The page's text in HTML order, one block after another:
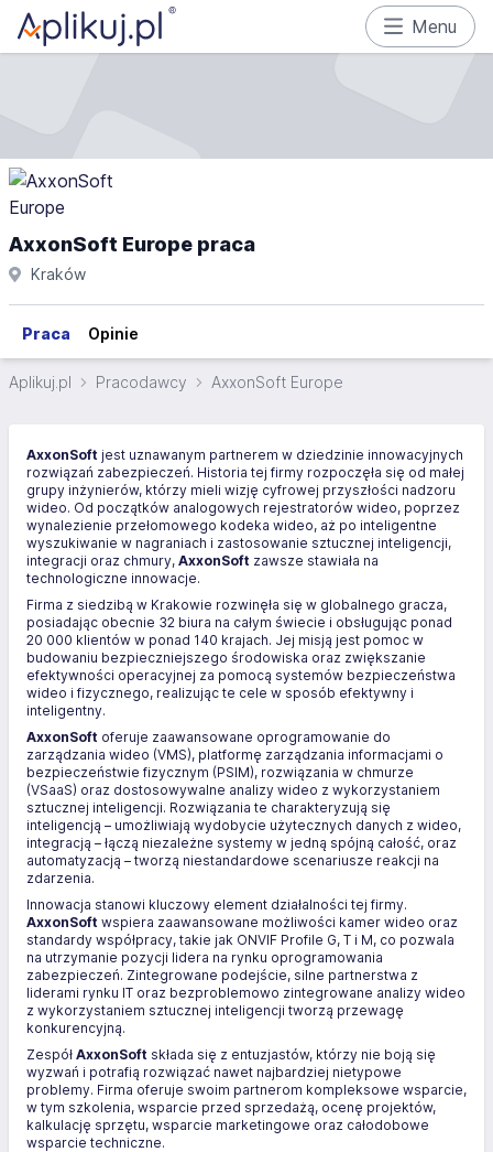
Menu
AxxonSoft Europe praca
Kraków
Praca Opinie
Aplikuj.pl Pracodawcy AxxonSoft Europe
AxxonSoft jest uznawanym partnerem w dziedzinie innowacyjnych
rozwiązań zabezpieczeń. Historia tej firmy rozpoczęła się od małej
grupy inżynierów, którzy mieli wizję cyfrowej przyszłości nadzoru
wideo. Od początków analogowych rejestratorów wideo, poprzez
wynalezienie przełomowego kodeka wideo, aż po inteligentne
wyszukiwanie w nagraniach i zastosowanie sztucznej inteligencji,
integracji oraz chmury, AxxonSoft zawsze stawiała na
technologiczne innowacje.
Firma z siedzibą w Krakowie rozwinęła się w globalnego gracza,
posiadając obecnie 32 biura na całym świecie i obsługując ponad
20 000 klientów w ponad 140 krajach. Jej misją jest pomoc w
budowaniu bezpieczniejszego środowiska oraz zwiększanie
efektywności operacyjnej za pomocą systemów bezpieczeństwa
wideo i fizycznego, realizując te cele w sposób efektywny i
inteligentny.
AxxonSoft oferuje zaawansowane oprogramowanie do
zarządzania wideo (VMS), platformę zarządzania informacjami o
bezpieczeństwie fizycznym (PSIM), rozwiązania w chmurze
(VSaaS) oraz dostosowywalne analizy wideo z wykorzystaniem
sztucznej inteligencji. Rozwiązania te charakteryzują się
inteligencją – umożliwiają wydobycie użytecznych danych z wideo,
integracją – łączą niezależne systemy w jedną spójną całość, oraz
automatyzacją – tworzą niestandardowe scenariusze reakcji na
zdarzenia.
Innowacja stanowi kluczowy element działalności tej firmy.
AxxonSoft wspiera zaawansowane możliwości kamer wideo oraz
standardy współpracy, takie jak ONVIF Profile G, T i M, co pozwala
na utrzymanie pozycji lidera na rynku oprogramowania
zabezpieczeń. Zintegrowane podejście, silne partnerstwa z
liderami rynku IT oraz bezproblemowo zintegrowane analizy wideo
z wykorzystaniem sztucznej inteligencji tworzą przewagę
konkurencyjną.
Zespół AxxonSoft składa się z entuzjastów, którzy nie boją się
wyzwań i potrafią rozwiązać nawet najbardziej nietypowe
problemy. Firma oferuje swoim partnerom kompleksowe wsparcie,
w tym szkolenia, wsparcie przed sprzedażą, ocenę projektów,
kalkulację sprzętu, wsparcie marketingowe oraz całodobowe
wsparcie techniczne.